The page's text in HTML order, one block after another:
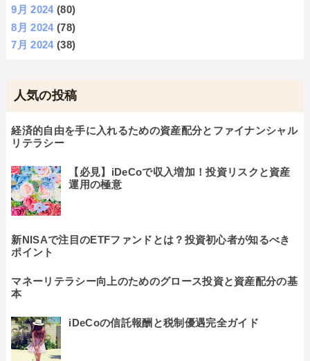
9月 2024(80)
8月 2024(78)
7月 2024(38)
人気の投稿
経済的自由を手に入れるための資産配分とファイナンシャル
リテラシー
【必見】iDeCoで収入増加！投資リスクと資産
運用の極意
新NISAで注目のETFファンドとは？投資初心者が知るべき
ポイント
マネーリテラシー向上のためのグロース投資と資産配分の基
本
iDeCoの信託報酬と税制優遇完全ガイド